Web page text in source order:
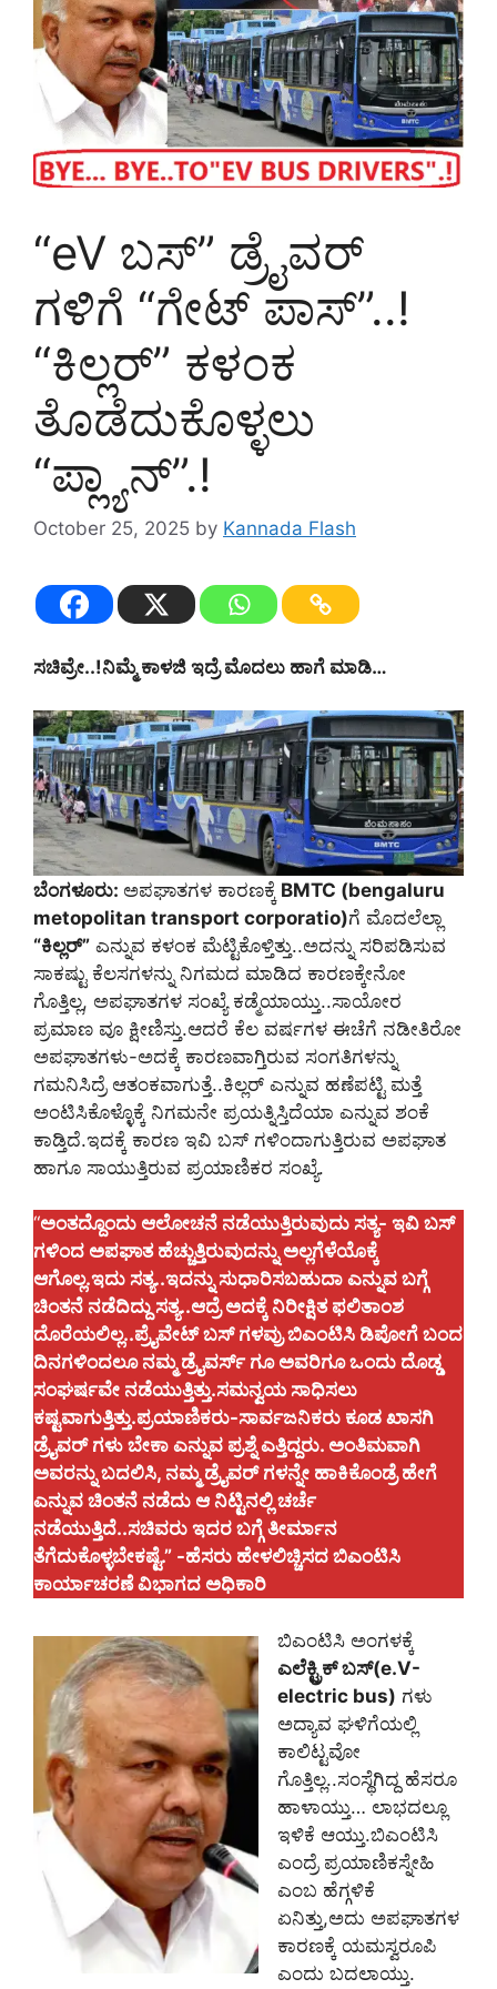
“eV ಬಸ್‌” ಡ್ರೈವರ್‌
ಗಳಿಗೆ “ಗೇಟ್‌ ಪಾಸ್”..!
“ಕಿಲ್ಲರ್‌” ಕಳಂಕ
ತೊಡೆದುಕೊಳ್ಳಲು
“ಪ್ಲ್ಯಾನ್‌”.!
October 25, 2025 by Kannada Flash
ಸಚಿವ್ರೇ..!ನಿಮ್ಮೆ ಕಾಳಜಿ ಇದ್ರೆ ಮೊದಲು ಹಾಗೆ ಮಾಡಿ…
ಬೆಂಗಳೂರು: ಅಪಘಾತಗಳ ಕಾರಣಕ್ಕೆ BMTC (bengaluru
metopolitan transport corporatio)ಗೆ ಮೊದಲೆಲ್ಲಾ
“ಕಿಲ್ಲರ್‌” ಎನ್ನುವ ಕಳಂಕ ಮೆಟ್ಟಿಕೊಳ್ತಿತ್ತು..ಅದನ್ನು ಸರಿಪಡಿಸುವ
ಸಾಕಷ್ಟು ಕೆಲಸಗಳನ್ನು ನಿಗಮದ ಮಾಡಿದ ಕಾರಣಕ್ಕೇನೋ
ಗೊತ್ತಿಲ್ಲ, ಅಪಘಾತಗಳ ಸಂಖ್ಯೆ ಕಡ್ಮೆಯಾಯ್ತು..ಸಾಯೋರ
ಪ್ರಮಾಣ ವೂ ಕ್ಷೀಣಿಸ್ತು.ಆದರೆ ಕೆಲ ವರ್ಷಗಳ ಈಚೆಗೆ ನಡೀತಿರೋ
ಅಪಘಾತಗಳು-ಅದಕ್ಕೆ ಕಾರಣವಾಗ್ತಿರುವ ಸಂಗತಿಗಳನ್ನು
ಗಮನಿಸಿದ್ರೆ ಆತಂಕವಾಗುತ್ತೆ..ಕಿಲ್ಲರ್‌ ಎನ್ನುವ ಹಣೆಪಟ್ಟಿ ಮತ್ತೆ
ಅಂಟಿಸಿಕೊಳ್ಳೊಕ್ಕೆ ನಿಗಮನೇ ಪ್ರಯತ್ನಿಸ್ತಿದೆಯಾ ಎನ್ನುವ ಶಂಕೆ
ಕಾಡ್ತಿದೆ.ಇದಕ್ಕೆ ಕಾರಣ ಇವಿ ಬಸ್‌ ಗಳಿಂದಾಗುತ್ತಿರುವ ಅಪಘಾತ
ಹಾಗೂ ಸಾಯುತ್ತಿರುವ ಪ್ರಯಾಣಿಕರ ಸಂಖ್ಯೆ.
“ಅಂತದ್ದೊಂದು ಆಲೋಚನೆ ನಡೆಯುತ್ತಿರುವುದು ಸತ್ಯ-‌ ಇವಿ ಬಸ್‌
ಗಳಿಂದ ಅಪಘಾತ ಹೆಚ್ಚುತ್ತಿರುವುದನ್ನು ಅಲ್ಲಗೆಳೆಯೊಕ್ಕೆ
ಆಗೊಲ್ಲ.ಇದು ಸತ್ಯ..ಇದನ್ನು ಸುಧಾರಿಸಬಹುದಾ ಎನ್ನುವ ಬಗ್ಗೆ
ಚಿಂತನೆ ನಡೆದಿದ್ದು ಸತ್ಯ..ಆದ್ರೆ ಅದಕ್ಕೆ ನಿರೀಕ್ಷಿತ ಫಲಿತಾಂಶ
ದೊರೆಯಲಿಲ್ಲ..ಪ್ರೈವೇಟ್‌ ಬಸ್‌ ಗಳವ್ರು ಬಿಎಂಟಿಸಿ ಡಿಪೋಗೆ ಬಂದ
ದಿನಗಳಿಂದಲೂ ನಮ್ಮ ಡ್ರೈವರ್ಸ್‌ ಗೂ ಅವರಿಗೂ ಒಂದು ದೊಡ್ಡ
ಸಂಘರ್ಷವೇ ನಡೆಯುತ್ತಿತ್ತು.ಸಮನ್ವಯ ಸಾಧಿಸಲು
ಕಷ್ಟವಾಗುತ್ತಿತ್ತು.ಪ್ರಯಾಣಿಕರು-ಸಾರ್ವಜನಿಕರು ಕೂಡ ಖಾಸಗಿ
ಡ್ರೈವರ್‌ ಗಳು ಬೇಕಾ ಎನ್ನುವ ಪ್ರಶ್ನೆ ಎತ್ತಿದ್ದರು. ಅಂತಿಮವಾಗಿ
ಅವರನ್ನು ಬದಲಿಸಿ, ನಮ್ಮ ಡ್ರೈವರ್‌ ಗಳನ್ನೇ ಹಾಕಿಕೊಂಡ್ರೆ ಹೇಗೆ
ಎನ್ನುವ ಚಿಂತನೆ ನಡೆದು ಆ ನಿಟ್ಟಿನಲ್ಲಿ ಚರ್ಚೆ
ನಡೆಯುತ್ತಿದೆ..ಸಚಿವರು ಇದರ ಬಗ್ಗೆ ತೀರ್ಮಾನ
ತೆಗೆದುಕೊಳ್ಳಬೇಕಷ್ಟೆ.” -ಹೆಸರು ಹೇಳಲಿಚ್ಚಿಸದ ಬಿಎಂಟಿಸಿ
ಕಾರ್ಯಾಚರಣೆ ವಿಭಾಗದ ಅಧಿಕಾರಿ
ಬಿಎಂಟಿಸಿ ಅಂಗಳಕ್ಕೆ
ಎಲೆಕ್ಟ್ರಿಕ್‌ ಬಸ್‌(e.V-
electric bus) ಗಳು
ಅದ್ಯಾವ ಘಳಿಗೆಯಲ್ಲಿ
ಕಾಲಿಟ್ಟವೋ
ಗೊತ್ತಿಲ್ಲ..ಸಂಸ್ಥೆಗಿದ್ದ ಹೆಸರೂ
ಹಾಳಾಯ್ತು… ಲಾಭದಲ್ಲೂ
ಇಳಿಕೆ ಆಯ್ತು.ಬಿಎಂಟಿಸಿ
ಎಂದ್ರೆ ಪ್ರಯಾಣಿಕಸ್ನೇಹಿ
ಎಂಬ ಹೆಗ್ಗಳಿಕೆ
ಏನಿತ್ತು,ಅದು ಅಪಘಾತಗಳ
ಕಾರಣಕ್ಕೆ ಯಮಸ್ವರೂಪಿ
ಎಂದು ಬದಲಾಯ್ತು.